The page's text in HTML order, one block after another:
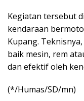
Kegiatan tersebut
kendaraan
Kupang.
baik mesin, rem
dan efektif oleh
(*/Humas/SD/mn)